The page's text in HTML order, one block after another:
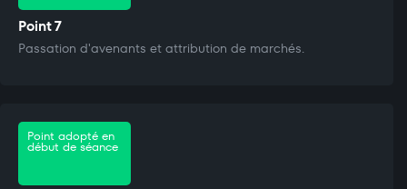
Point 7
Passation d'avenants et attribution de marchés.
Point adopté en
début de séance